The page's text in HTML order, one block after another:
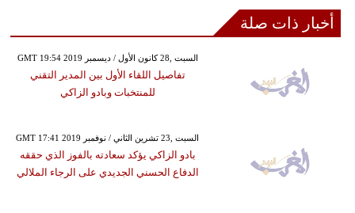
أخبار ذات صلة
GMT 19:54 2019 السبت ,28 كانون الأول / ديسمبر
تفاصيل اللقاء الأول بين المدير التقني
للمنتخبات وبادو الزاكي
GMT 17:41 2019 السبت ,23 تشرين الثاني / نوفمبر
بادو الزاكي يؤكد سعادته بالفوز الذي حققه
الدفاع الحسني الجديدي على الرجاء الملالي